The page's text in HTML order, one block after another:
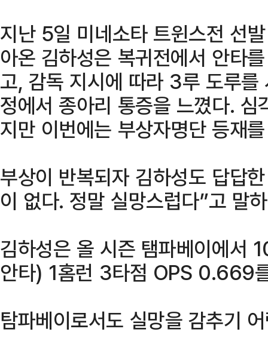
지난 5일 미네소타 트윈스전 선
아온 김하성은 복귀전에서 안타
고, 감독 지시에 따라 3루 도루
정에서 종아리 통증을 느꼈다.
지만 이번에는 부상자명단 등재
부상이 반복되자 김하성도 답답
이 없다. 정말 실망스럽다”고 말
김하성은 올 시즌 탬파베이에서
안타) 1홈런 3타점 OPS 0.669
탐파베이로서도 실망을 감추기